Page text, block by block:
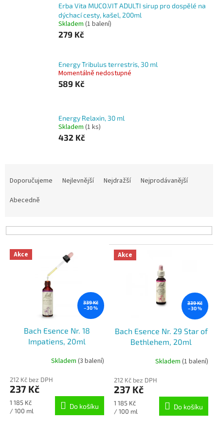
Erba Vita MUCO.VIT ADULTI sirup pro dospělé na
dýchací cesty, kašel, 200ml
Skladem (1 balení)
279 Kč
Energy Tribulus terrestris, 30 ml
Momentálně nedostupné
589 Kč
Energy Relaxin, 30 ml
Skladem (1 ks)
432 Kč
p
Doporučujeme Nejlevnější Nejdražší
Nejprodávanější
Abecedně
V Akce
339 Kč
–30 %
Bach Esence Nr. 18
Impatiens, 20ml
Skladem (3 balení)
212 Kč bez DPH
237 Kč
Měrná
cena:
1 185 Kč
/ 100 ml
Do košíku
Akce
339 Kč
–30 %
Bach Esence Nr. 29 Star of
Bethlehem, 20ml
Skladem (1 balení)
212 Kč bez DPH
237 Kč
Měrná
cena:
1 185 Kč
/ 100 ml
Do košíku